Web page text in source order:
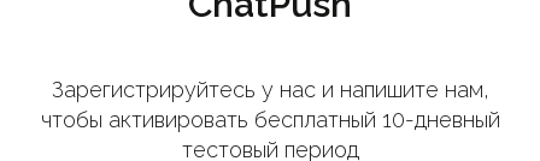
Зарегистрируйтесь у нас и напишите нам,
чтобы активировать бесплатный 10-дневный
тестовый период